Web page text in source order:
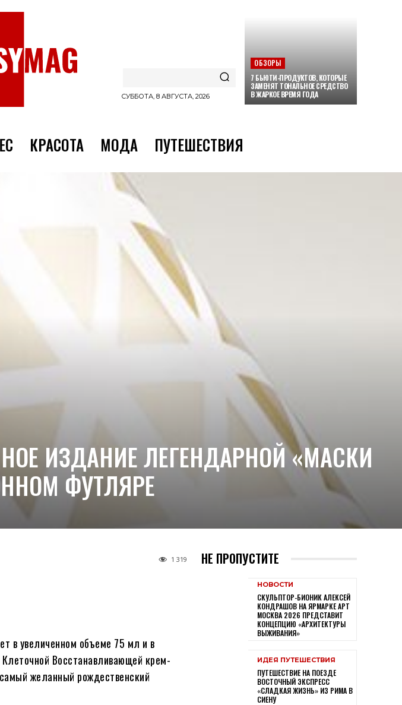
СУББОТА, 8 АВГУСТА, 2026
ОБЗОРЫ
7 БЬЮТИ-ПРОДУКТОВ, КОТОРЫЕ
ЗАМЕНЯТ ТОНАЛЬНОЕ СРЕДСТВО
В ЖАРКОЕ ВРЕМЯ ГОДА
КРАСОТА МОДА ПУТЕШЕСТВИЯ
ИЗДАНИЕ ЛЕГЕНДАРНОЙ «МАСКИ
ФУТЛЯРЕ
1 319
в увеличенном объеме 75 мл и в
Восстанавливающей крем-
желанный рождественский
НЕ ПРОПУСТИТЕ
НОВОСТИ
СКУЛЬПТОР-БИОНИК АЛЕКСЕЙ
КОНДРАШОВ НА ЯРМАРКЕ АРТ
МОСКВА 2026 ПРЕДСТАВИТ
КОНЦЕПЦИЮ «АРХИТЕКТУРЫ
ВЫЖИВАНИЯ»
ИДЕЯ ПУТЕШЕСТВИЯ
ПУТЕШЕСТВИЕ НА ПОЕЗДЕ
ВОСТОЧНЫЙ ЭКСПРЕСС
«СЛАДКАЯ ЖИЗНЬ» ИЗ РИМА В
СИЕНУ